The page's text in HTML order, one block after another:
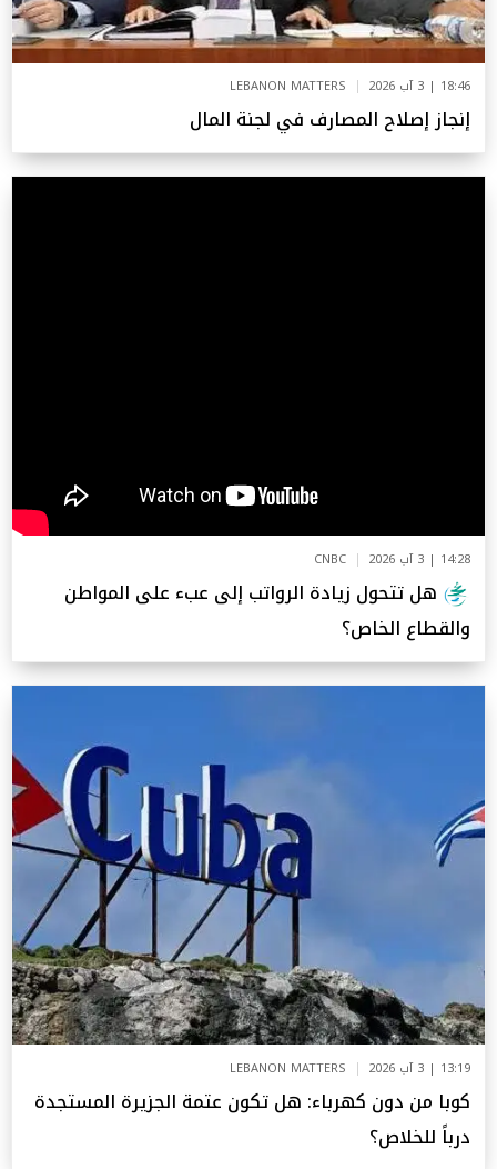
18:46 | 3 آب 2026 LEBANON MATTERS
إنجاز إصلاح المصارف في لجنة المال
14:28 | 3 آب 2026 CNBC
هل تتحول زيادة الرواتب إلى عبء على المواطن
والقطاع الخاص؟
13:19 | 3 آب 2026 LEBANON MATTERS
كوبا من دون كهرباء: هل تكون عتمة الجزيرة المستجدة
درباً للخلاص؟